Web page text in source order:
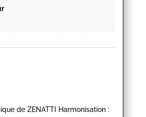
de ZENATTI Harmonisation :